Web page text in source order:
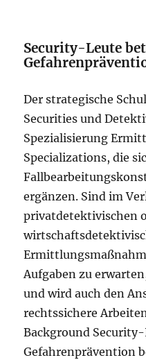
Security-Leute
Der strategische
Securities und
Spezialisierung
Specializations, die
ergänzen. Sind im
privatdetektivischen
Aufgaben zu
und wird auch den
rechtssichere
Background
Gefahrenprävention